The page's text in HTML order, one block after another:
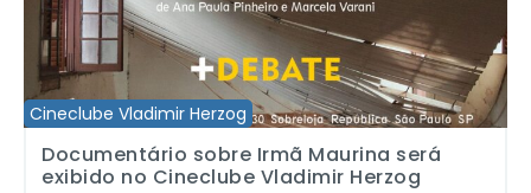
Cineclube Vladimir Herzog
Documentário sobre Irmã Maurina será
exibido no Cineclube Vladimir Herzog